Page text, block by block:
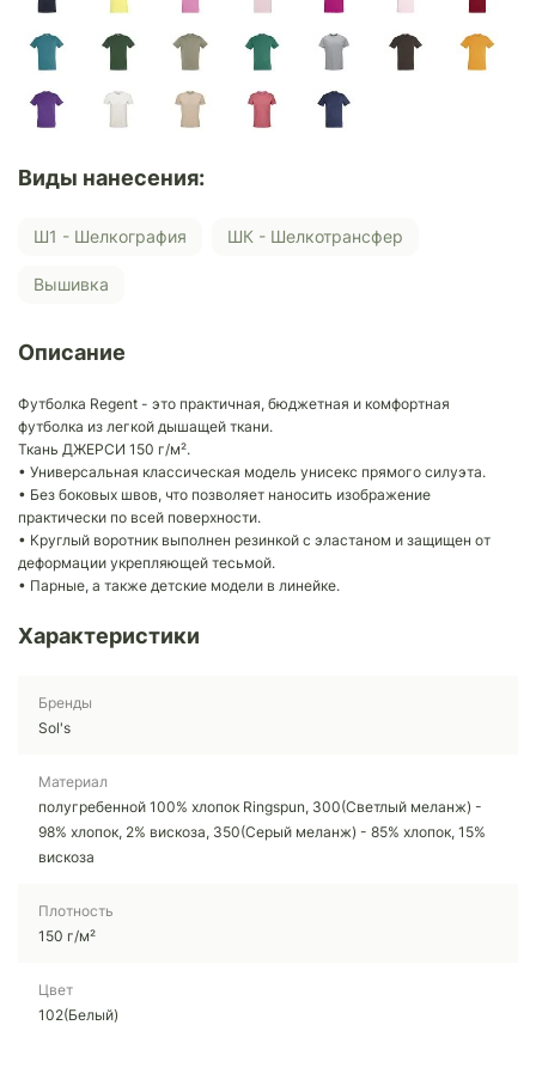
Виды нанесения:
Ш1 - Шелкография ШК - Шелкотрансфер
Вышивка
Описание
Футболка Regent - это практичная, бюджетная и комфортная
футболка из легкой дышащей ткани.
Ткань ДЖЕРСИ 150 г/м².
• Универсальная классическая модель унисекс прямого силуэта.
• Без боковых швов, что позволяет наносить изображение
практически по всей поверхности.
• Круглый воротник выполнен резинкой с эластаном и защищен от
деформации укрепляющей тесьмой.
• Парные, а также детские модели в линейке.
Характеристики
Бренды
Sol's
Материал
полугребенной 100% хлопок Ringspun, 300(Светлый меланж) -
98% хлопок, 2% вискоза, 350(Серый меланж) - 85% хлопок, 15%
вискоза
Плотность
150 г/м²
Цвет
102(Белый)